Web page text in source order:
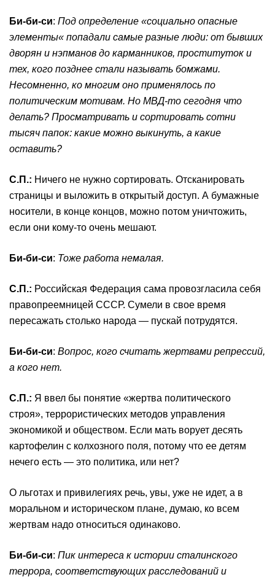
Би-би-си: Под определение «социально опасные
элементы« попадали самые разные люди: от бывших
дворян и нэпманов до карманников, проституток и
тех, кого позднее стали называть бомжами.
Несомненно, ко многим оно применялось по
политическим мотивам. Но МВД-то сегодня что
делать? Просматривать и сортировать сотни
тысяч папок: какие можно выкинуть, а какие
оставить?
С.П.: Ничего не нужно сортировать. Отсканировать
страницы и выложить в открытый доступ. А бумажные
носители, в конце концов, можно потом уничтожить,
если они кому-то очень мешают.
Би-би-си: Тоже работа немалая.
С.П .: Российская Федерация сама провозгласила себя
правопреемницей СССР. Сумели в свое время
пересажать столько народа — пускай потрудятся.
Би-би-си: Вопрос, кого считать жертвами репрессий,
а кого нет.
С.П .: Я ввел бы понятие «жертва политического
строя», террористических методов управления
экономикой и обществом. Если мать ворует десять
картофелин с колхозного поля, потому что ее детям
нечего есть — это политика, или нет?
О льготах и привилегиях речь, увы, уже не идет, а в
моральном и историческом плане, думаю, ко всем
жертвам надо относиться одинаково.
Би-би-си: Пик интереса к истории сталинского
террора, соответствующих расследований и